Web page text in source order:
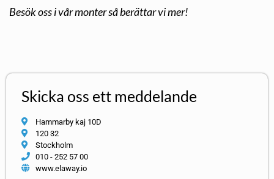
Besök oss i vår monter så berättar vi mer!
Skicka oss ett meddelande
Hammarby kaj 10D
120 32
Stockholm
010 - 252 57 00
www.elaway.io